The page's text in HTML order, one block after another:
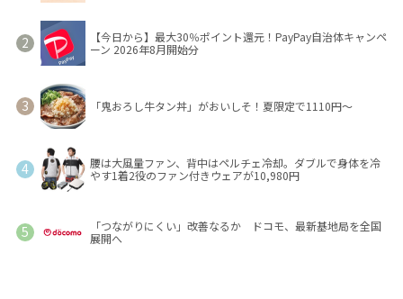
【今日から】最大30％ポイント還元！PayPay自治体キャンペ
ーン 2026年8月開始分
「鬼おろし牛タン丼」がおいしそ！夏限定で1110円～
腰は大風量ファン、背中はペルチェ冷却。ダブルで身体を冷
やす1着2役のファン付きウェアが10,980円
「つながりにくい」改善なるか ドコモ、最新基地局を全国
展開へ